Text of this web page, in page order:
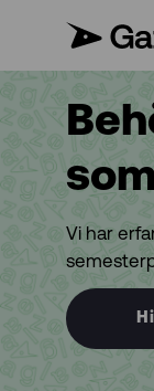
Vi har